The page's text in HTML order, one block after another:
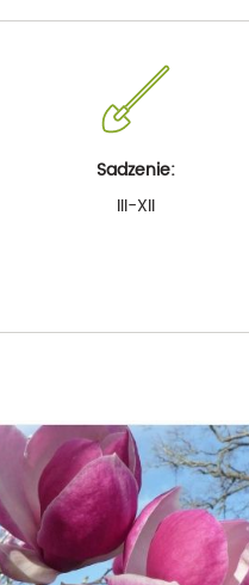
Sadzenie:
III-XII